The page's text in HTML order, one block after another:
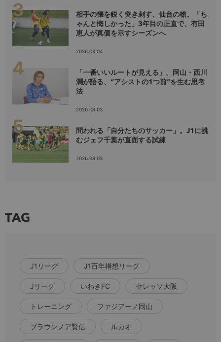
相手の懐を鋭く突き刺す、仙台の槍。「ち
ゃんと悔しかった」3年目の正直で、有田
恵人が真価を示すシーズンへ
2026.08.04
「一番いいルートが見える」。岡山・西川
潤が語る、“アシストの1つ前”を生む思考
法
2026.08.03
問われる「自分たちのサッカー」。J1に挑
むジェフ千葉が直面する試練
2026.08.03
TAG
J1リーグ J1百年構想リーグ
Jリーグ いわきFC セレッソ大阪
トレーニング ファジアーノ岡山
ブラウンノア賢信 ルカオ